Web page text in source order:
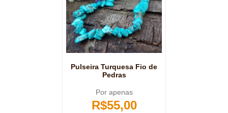
Pulseira Turquesa Fio de
Pedras
Por apenas
R$55,00